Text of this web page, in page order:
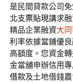
是民間貸款公司
北支票貼現講求
精品企業融資大
利率依據當鋪優
高額度。您資金
金當舖申辦信用
借款及土地借錢